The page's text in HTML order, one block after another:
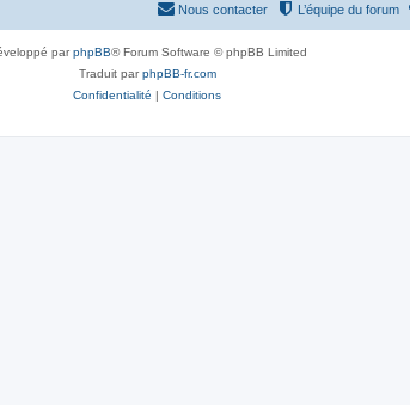
L’équipe du forum
Nous contacter
parphpBB® Forum Software © phpBB Limited
Traduit parphpBB-fr.com
Confidentialité | Conditions